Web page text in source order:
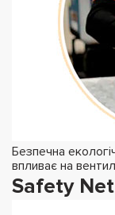
Безпечна
впливає на
Safety Net